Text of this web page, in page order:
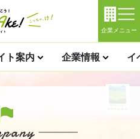
企業メニュー
ト案内 企業情報 イ